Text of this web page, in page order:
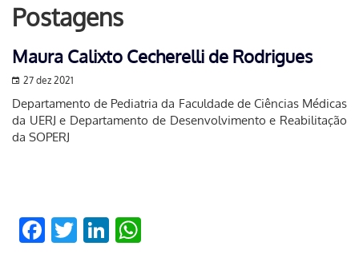
Postagens
Maura Calixto Cecherelli de Rodrigues
27 dez 2021
Departamento de Pediatria da Faculdade de Ciências Médicas
da UERJ e Departamento de Desenvolvimento e Reabilitação
da SOPERJ
Facebook
TwitterLinkedIn